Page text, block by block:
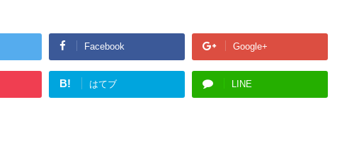
Facebook Google+
B! はてブ LINE